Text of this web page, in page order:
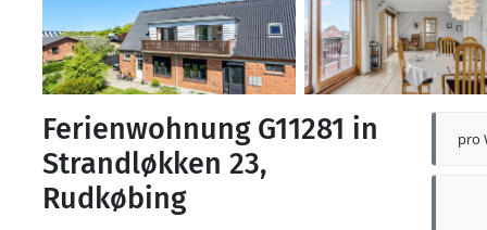
pro
Ferienwohnung G11281 in
Strandløkken 23,
Rudkøbing